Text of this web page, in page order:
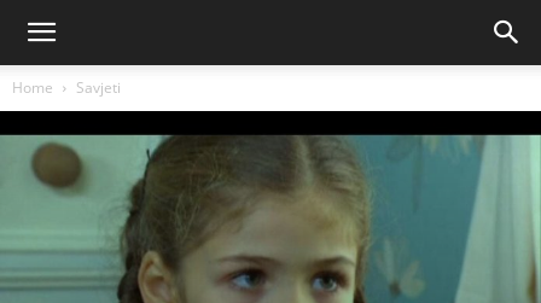
Home Savjeti